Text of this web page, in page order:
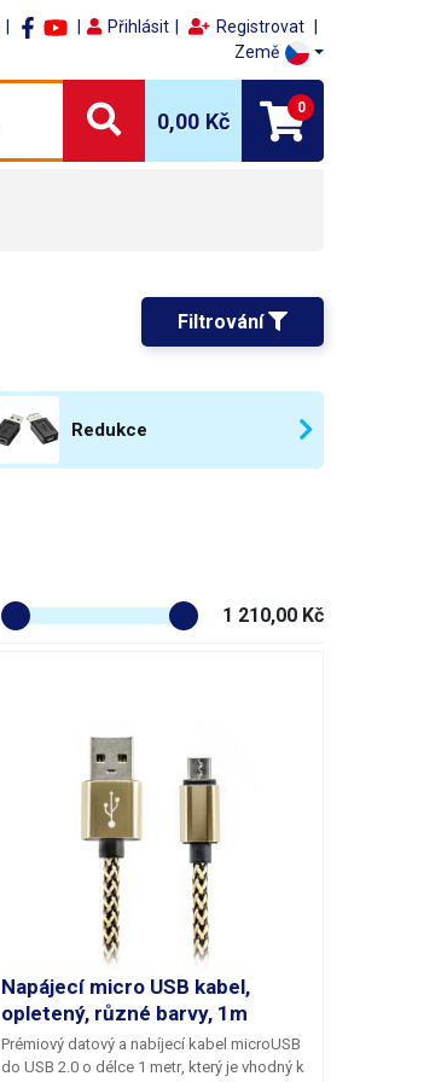
Přihlásit
Registrovat
Země
0,00 Kč
0
Filtrování
Redukce
1 210,00 Kč
Napájecí micro USB kabel,
opletený, různé barvy, 1m
Prémiový datový a nabíjecí kabel microUSB
do USB 2.0 o délce 1 metr, který je vhodný k